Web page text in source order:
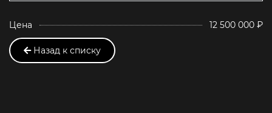
Цена 12 500 000 ₽
Назад к списку